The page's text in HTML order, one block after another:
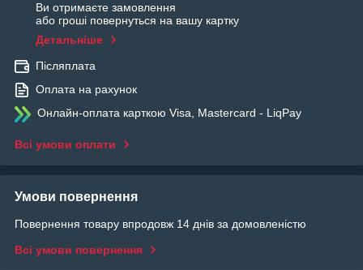
Ви отримаєте замовлення
або гроші повернуться на вашу картку
Детальніше
Післяплата
Оплата на рахунок
Онлайн-оплата карткою Visa, Mastercard - LiqPay
Всі умови оплати
Умови повернення
Повернення товару впродовж 14 днів за домовленістю
Всі умови повернення